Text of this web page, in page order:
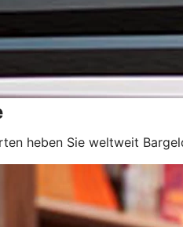
heben Sie weltweit